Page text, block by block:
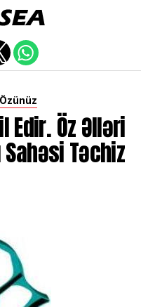
Özünüz
Edir. Öz Əlləri
Təchiz